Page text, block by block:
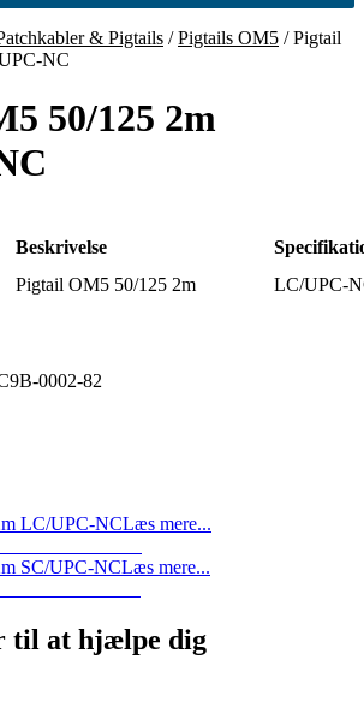
& Pigtails /Pigtails OM5 /Pigtail
NC
50/125 2m
Beskrivelse
Pigtail OM5 50/125 2m LC/UPC-
0002-82
LC/UPC-NCLæs mere...
SC/UPC-NCLæs mere...
til at hjælpe dig